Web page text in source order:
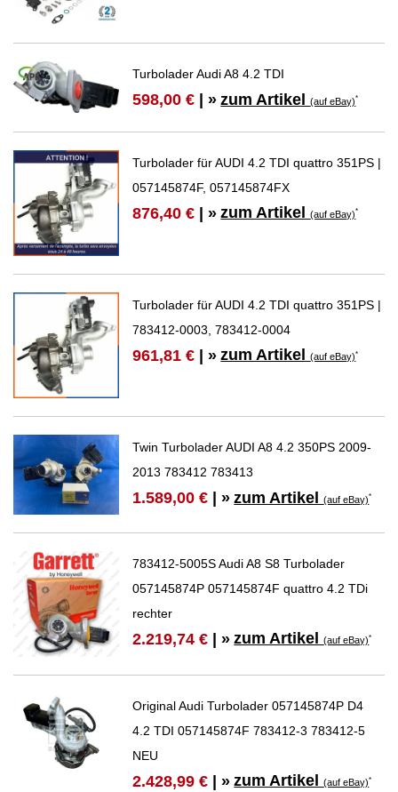
Turbolader Audi A8 4.2 TDI
598,00 € | » zum Artikel(auf eBay)*
Turbolader für AUDI 4.2 TDI quattro 351PS |
057145874F, 057145874FX
876,40 € | » zum Artikel(auf eBay)*
Turbolader für AUDI 4.2 TDI quattro 351PS |
783412-0003, 783412-0004
961,81 € | » zum Artikel(auf eBay)*
Twin Turbolader AUDI A8 4.2 350PS 2009-
2013 783412 783413
1.589,00 € | » zum Artikel(auf eBay)*
783412-5005S Audi A8 S8 Turbolader
057145874P 057145874F quattro 4.2 TDi
rechter
2.219,74 € | » zum Artikel(auf eBay)*
Original Audi Turbolader 057145874P D4
4.2 TDI 057145874F 783412-3 783412-5
NEU
2.428,99 € | » zum Artikel(auf eBay)*